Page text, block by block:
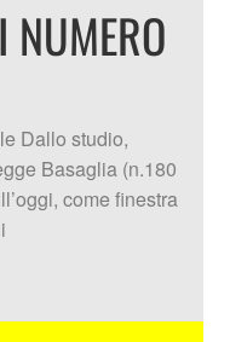
Dallo studio,
Basaglia (n.180
come finestra